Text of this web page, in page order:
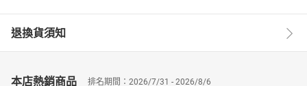
退換貨須知
本店熱銷商品 排名期間：2026/7/31 - 2026/8/6